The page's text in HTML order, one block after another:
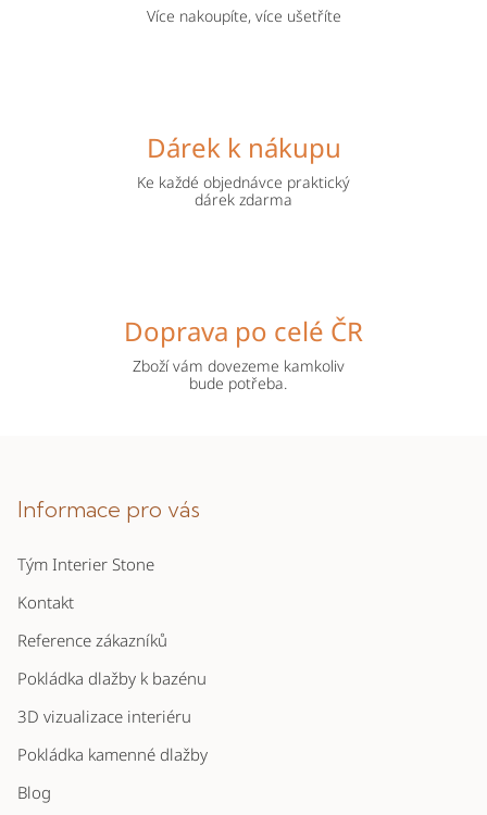
Více nakoupíte, více ušetříte
Dárek k nákupu
Ke každé objednávce praktický
dárek zdarma
Doprava po celé ČR
Zboží vám dovezeme kamkoliv
bude potřeba.
Informace pro vás
Tým Interier Stone
Kontakt
Reference zákazníků
Pokládka dlažby k bazénu
3D vizualizace interiéru
Pokládka kamenné dlažby
Blog